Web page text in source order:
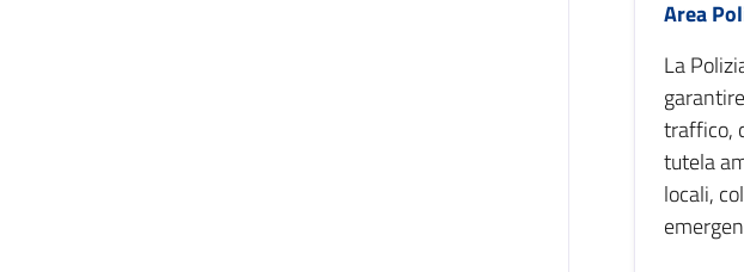
Area
La
traffico,
tutela
locali,